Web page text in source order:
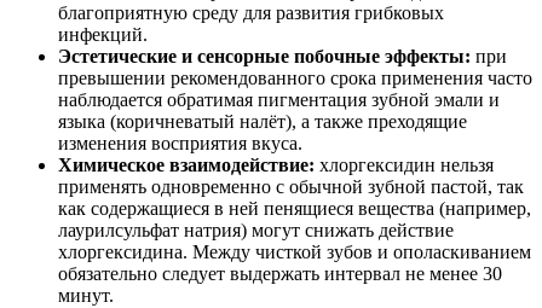
благоприятную среду для развития грибковых
инфекций.
Эстетические и сенсорные побочные эффекты: при
превышении рекомендованного срока применения часто
наблюдается обратимая пигментация зубной эмали и
языка (коричневатый налёт), а также преходящие
изменения восприятия вкуса.
Химическое взаимодействие: хлоргексидин нельзя
применять одновременно с обычной зубной пастой, так
как содержащиеся в ней пенящиеся вещества (например,
лаурилсульфат натрия) могут снижать действие
хлоргексидина. Между чисткой зубов и ополаскиванием
обязательно следует выдержать интервал не менее 30
минут.